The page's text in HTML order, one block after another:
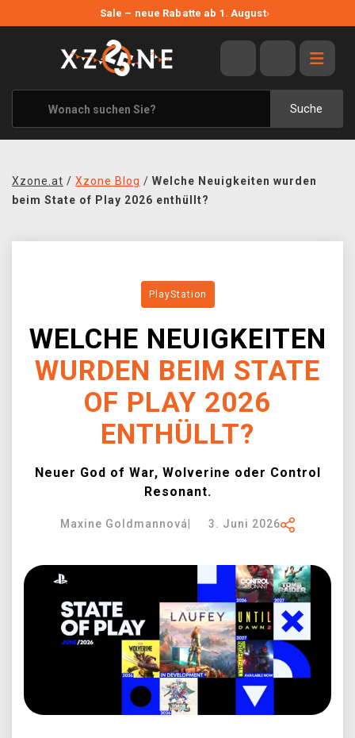
Sale – neue Rabatte ab 1. August›
Suche
ANGEBOTE
ALLE MARKEN
XZONE ORIGINALS
KLEIDUNG & ACCESSOIRES
BÜCHER & COMICS
VERSAND
XZONE CLUB
Xzone.at / Xzone Blog / Welche Neuigkeiten wurden
beim State of Play 2026 enthüllt?
PlayStation
WELCHE NEUIGKEITEN
WURDEN BEIM STATE
OF PLAY 2026
ENTHÜLLT?
Neuer God of War, Wolverine oder Control
Resonant.
Maxine Goldmannová 3. Juni 2026